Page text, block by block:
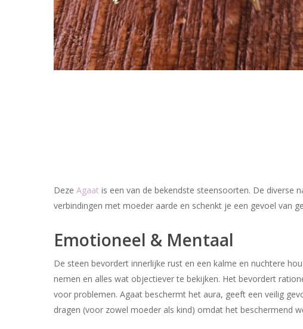
Deze Agaat is een van de bekendste steensoorten. De diverse
verbindingen met moeder aarde en schenkt je een gevoel van
Emotioneel & Mentaal
De steen bevordert innerlijke rust en een kalme en nuchtere
nemen en alles wat objectiever te bekijken. Het bevordert
voor problemen. Agaat beschermt het aura, geeft een veilig
dragen (voor zowel moeder als kind) omdat het beschermend